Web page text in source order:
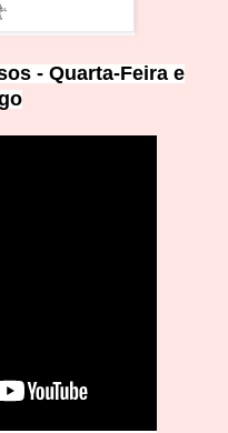
- Quarta-Feira e